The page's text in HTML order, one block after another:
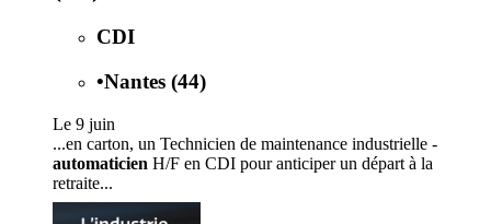
CDI
•Nantes (44)
Le 9 juin
...en carton, un Technicien de maintenance industrielle -
automaticien H/F en CDI pour anticiper un départ à la
retraite...